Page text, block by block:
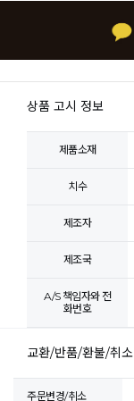
상품 고시 정보
제품소재
치수
제조자
제조국
A/S 책임자와 전
화번호
교환/반품/환불/취소
주문변경/취소